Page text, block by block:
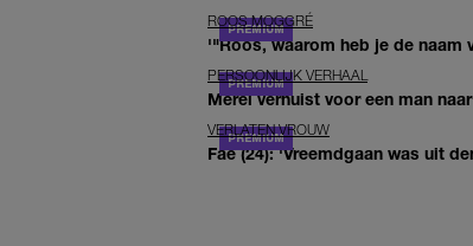
ROOS MOGGRÉ
'"Roos, waarom heb je de naam
PERSOONLIJK VERHAAL
Merel verhuist voor een man
VERLATEN VROUW
Fae (24): 'Vreemdgaan was uit